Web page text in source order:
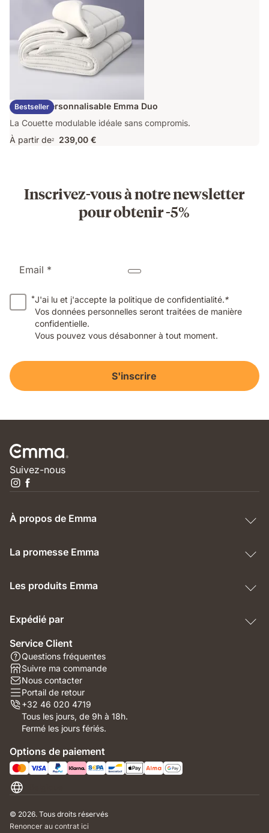
Bestseller
Couette Personnalisable Emma Duo
La Couette modulable idéale sans compromis.
À partir de2 239,00 €
Inscrivez-vous à notre newsletter
pour obtenir -5%
Email *
*J'ai lu et j'accepte la politique de confidentialité.*
Vos données personnelles seront traitées de manière
confidentielle.
Vous pouvez vous désabonner à tout moment.
S'inscrire
Suivez-nous
À propos de Emma
La promesse Emma
Les produits Emma
Expédié par
Service Client
Questions fréquentes
Suivre ma commande
Nous contacter
Portail de retour
+32 46 020 4719
Tous les jours, de 9h à 18h.
Fermé les jours fériés.
Options de paiement
© 2026. Tous droits réservés
Renoncer au contrat ici